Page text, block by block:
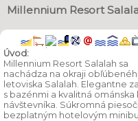
Millennium Resort
Úvod:
Millennium Resort Salalah sa
nachádza na okraji
letoviska Salalah. Elegantne
s bazénmi a kvalitná
návštevníka. Súkromná
bezplatným hotelovým